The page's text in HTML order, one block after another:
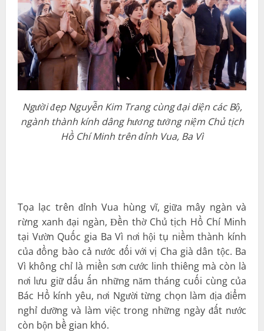
Người đẹp Nguyễn Kim Trang cùng đại diện các Bộ,
ngành thành kính dâng hương tưởng niệm Chủ tịch
Hồ Chí Minh trên đỉnh Vua, Ba Vì
Tọa lạc trên đỉnh Vua hùng vĩ, giữa mây ngàn và
rừng xanh đại ngàn, Đền thờ Chủ tịch Hồ Chí Minh
tại Vườn Quốc gia Ba Vì nơi hội tụ niềm thành kính
của đồng bào cả nước đối với vị Cha già dân tộc. Ba
Vì không chỉ là miền sơn cước linh thiêng mà còn là
nơi lưu giữ dấu ấn những năm tháng cuối cùng của
Bác Hồ kính yêu, nơi Người từng chọn làm địa điểm
nghỉ dưỡng và làm việc trong những ngày đất nước
còn bộn bề gian khó.